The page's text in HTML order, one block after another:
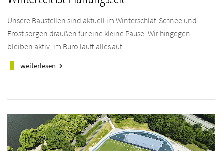
Unsere Baustellen sind aktuell im Winterschlaf. Schnee und
Frost sorgen draußen für eine kleine Pause. Wir hingegen
bleiben aktiv, im Büro läuft alles auf...
weiterlesen keyboard_arrow_right